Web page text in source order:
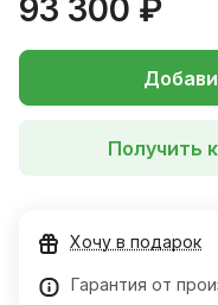
93 300 ₽
Получить
Хочу в подарок
Гарантия от